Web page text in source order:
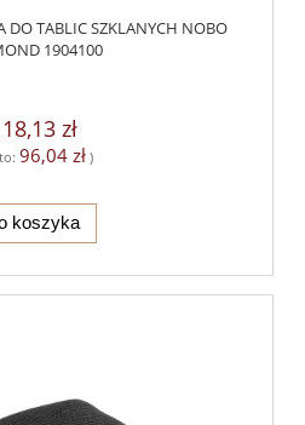
DO TABLIC SZKLANYCH NOBO
1904100
zł
96,04 zł )
koszyka